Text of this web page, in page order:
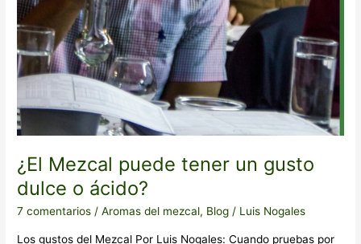
¿El Mezcal puede tener un gusto
dulce o ácido?
7 comentarios /Aromas del mezcal, Blog / Luis Nogales
Los gustos del Mezcal Por Luis Nogales: Cuando pruebas por